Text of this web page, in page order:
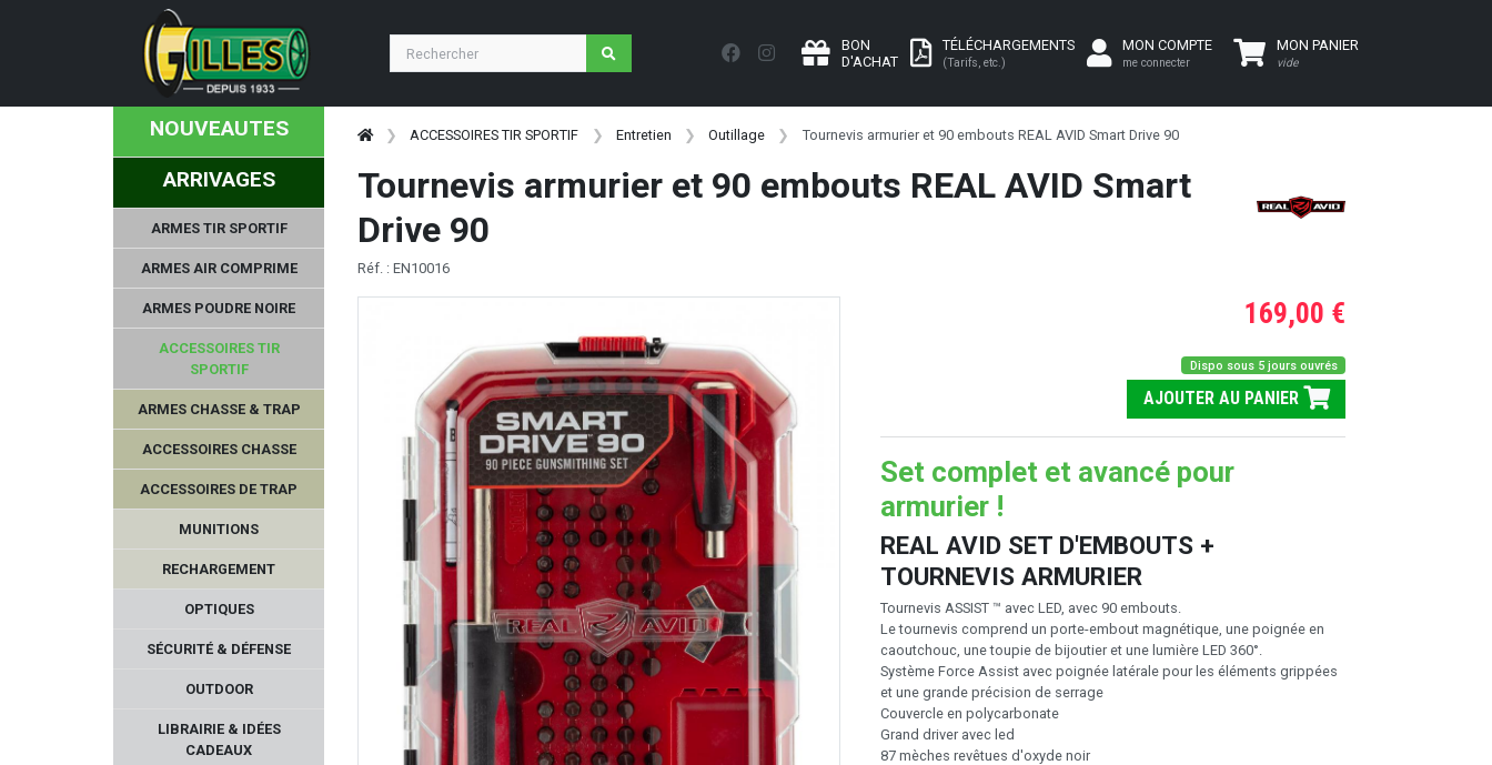
BON
D'ACHAT
TÉLÉCHARGEMENTS
(Tarifs, etc.)
MON COMPTE
me connecter
MON PANIER
vide
NOUVEAUTES
ARRIVAGES
ARMES TIR SPORTIF
ARMES AIR COMPRIME
ARMES POUDRE NOIRE
ACCESSOIRES TIR
SPORTIF
ARMES CHASSE & TRAP
ACCESSOIRES CHASSE
ACCESSOIRES DE TRAP
MUNITIONS
RECHARGEMENT
OPTIQUES
SÉCURITÉ & DÉFENSE
OUTDOOR
LIBRAIRIE & IDÉES
CADEAUX
ACCESSOIRES TIR SPORTIF Entretien Outillage Tournevis armurier et 90 embouts REAL AVID Smart Drive 90
Tournevis armurier et 90 embouts REAL AVID Smart
Drive 90
Réf. : EN10016
169,00 €
Dispo sous 5 jours ouvrés
AJOUTER AU PANIER
Set complet et avancé pour
armurier !
REAL AVID SET D'EMBOUTS +
TOURNEVIS ARMURIER
Tournevis ASSIST ™ avec LED, avec 90 embouts.
Le tournevis comprend un porte-embout magnétique, une poignée en
caoutchouc, une toupie de bijoutier et une lumière LED 360°.
Système Force Assist avec poignée latérale pour les éléments grippées
et une grande précision de serrage
Couvercle en polycarbonate
Grand driver avec led
87 mèches revêtues d'oxyde noir